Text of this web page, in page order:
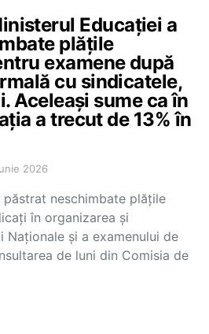
Educației a
plățile
examene după
cu sindicatele,
Aceleași sume ca în
a trecut de 13% în
2026
neschimbate plățile
în organizarea și
Naționale și a examenului de
de luni din Comisia de